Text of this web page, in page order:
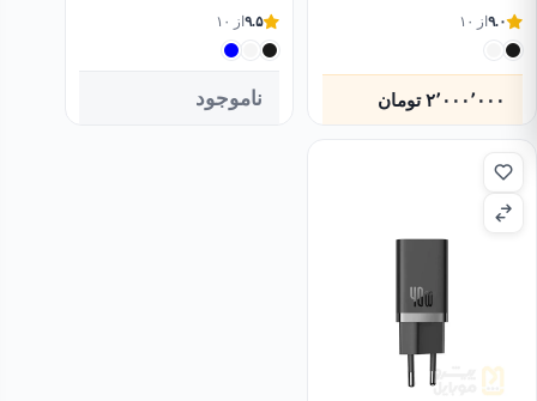
۹.۰از ۱۰
۲٬۰۰۰٬۰۰۰ تومان
۹.۵از ۱۰
ناموجود